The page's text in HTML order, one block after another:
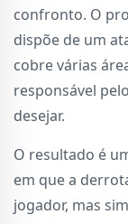
confronto. O
dispõe de um
cobre várias
responsável
desejar.
O resultado é
em que a
jogador, mas